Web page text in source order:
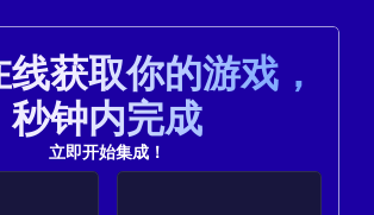
获取你的游戏，
秒钟内完成
立即开始集成！